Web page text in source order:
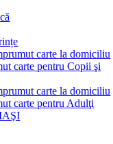
carte la domiciliu
carte pentru Copii şi
carte la domiciliu
carte pentru Adulţi